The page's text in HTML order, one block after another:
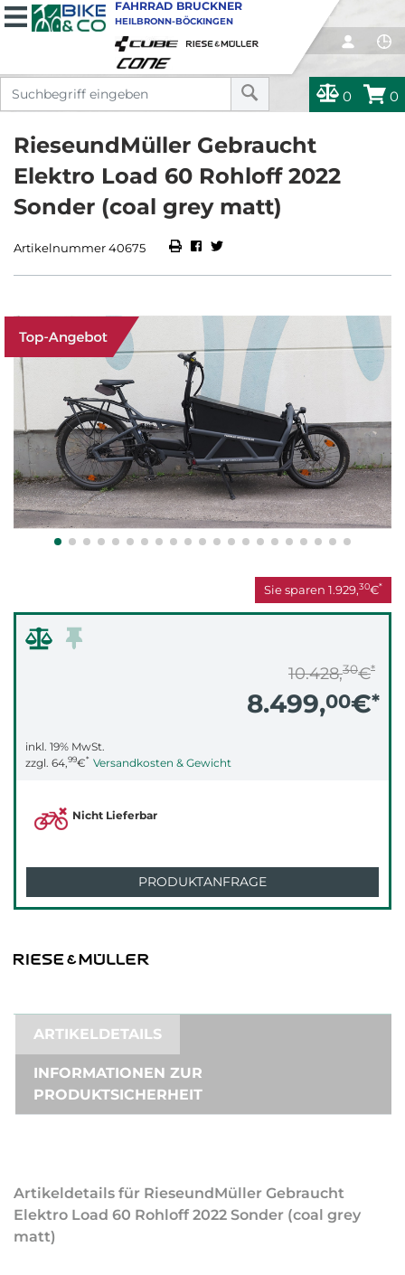
0 0
FAHRRAD BRUCKNER
HEILBRONN-BÖCKINGEN
RieseundMüller Gebraucht
Elektro Load 60 Rohloff 2022
Sonder (coal grey matt)
Artikelnummer 40675
Sie sparen 1.929,30€*
10.428,30€*
8.499,00€*
inkl. 19% MwSt.
zzgl. 64,99€* Versandkosten & Gewicht
Nicht Lieferbar
PRODUKTANFRAGE
ARTIKELDETAILS
INFORMATIONEN ZUR
PRODUKTSICHERHEIT
Artikeldetails für RieseundMüller Gebraucht
Elektro Load 60 Rohloff 2022 Sonder (coal grey
matt)